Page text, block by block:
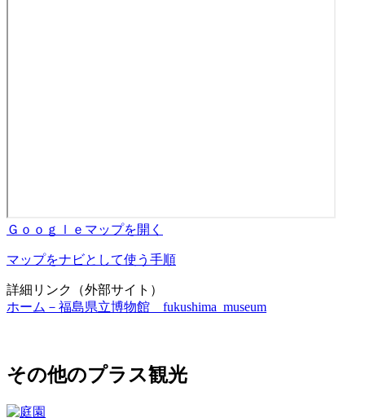
Ｇｏｏｇｌｅマップを開く
マップをナビとして使う手順
詳細リンク（外部サイト）
ホーム－福島県立博物館 fukushima museum
その他のプラス観光